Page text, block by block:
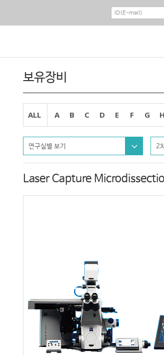
보유장비
ALL A B C D E F G H
연구실별 보기 2
Laser Capture